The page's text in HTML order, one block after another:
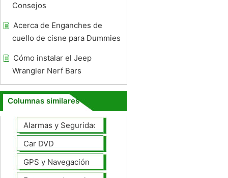
Consejos
Acerca de Enganches de
cuello de cisne para Dummies
Cómo instalar el Jeep
Wrangler Nerf Bars
Columnas similares
Alarmas y Seguridad
Car DVD
GPS y Navegación